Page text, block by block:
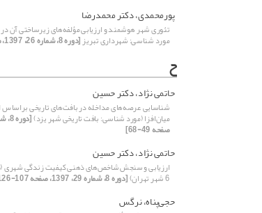
پورمحمدی، دکتر محمدرضا
تئوری شهر هوشمند و ارزیابی مؤلفه‌های زیرساختی آن
مورد شناسی: شهرداری تبریز[دوره 8، شماره 26، 1397، صفحه 197-216]
ح
حاتمی نژاد، دکتر حسین
شناسایی عرصه‌های مداخله در بافت‌های تاریخی
میان‌افزا (مورد شناسی: بافت تاریخی شهر یزد)
صفحه 49-68]
حاتمی نژاد، دکتر حسین
ارزیابی و سنجش شاخص‌های ذهنی کیفیت زندگی شهری
‌6 شهر تهران) [دوره 8، شماره 29، 1397، صفحه 107-126]
حجی‌پناه، نرگس